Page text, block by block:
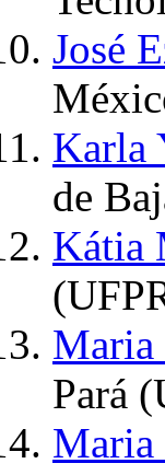
José
Karla
de
Kátia
Maria
Pará
Maria